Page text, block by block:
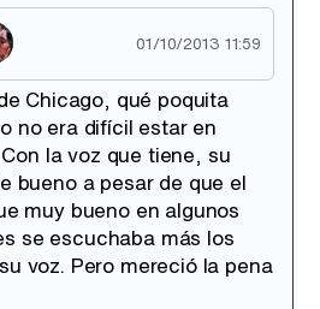
01/10/2013 11:59
Chicago, qué poquita
no era difícil estar en
la voz que tiene, su
bueno a pesar de que el
muy bueno en algunos
se escuchaba más los
voz. Pero mereció la pena